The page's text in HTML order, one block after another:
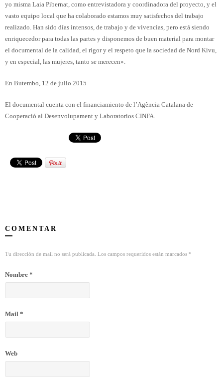
yo misma Laia Pibernat, como entrevistadora y coordinadora del proyecto, y el
vasto equipo local que ha colaborado estamos muy satisfechos del trabajo
realizado. Han sido días intensos, de trabajo y de vivencias, pero está siendo
enriquecedor para todas las partes y disponemos de buen material para montar
el documental de la calidad, el rigor y el respeto que la sociedad de Nord Kivu,
y en especial, las mujeres, tanto se merecen».
En Butembo, 12 de julio 2015
El documental cuenta con el financiamiento de l’Agència Catalana de
Cooperació al Desenvolupament y Laboratorios CINFA.
COMENTAR
Tu dirección de mail no será publicada. Los campos requeridos están marcados *
Nombre *
Mail *
Web